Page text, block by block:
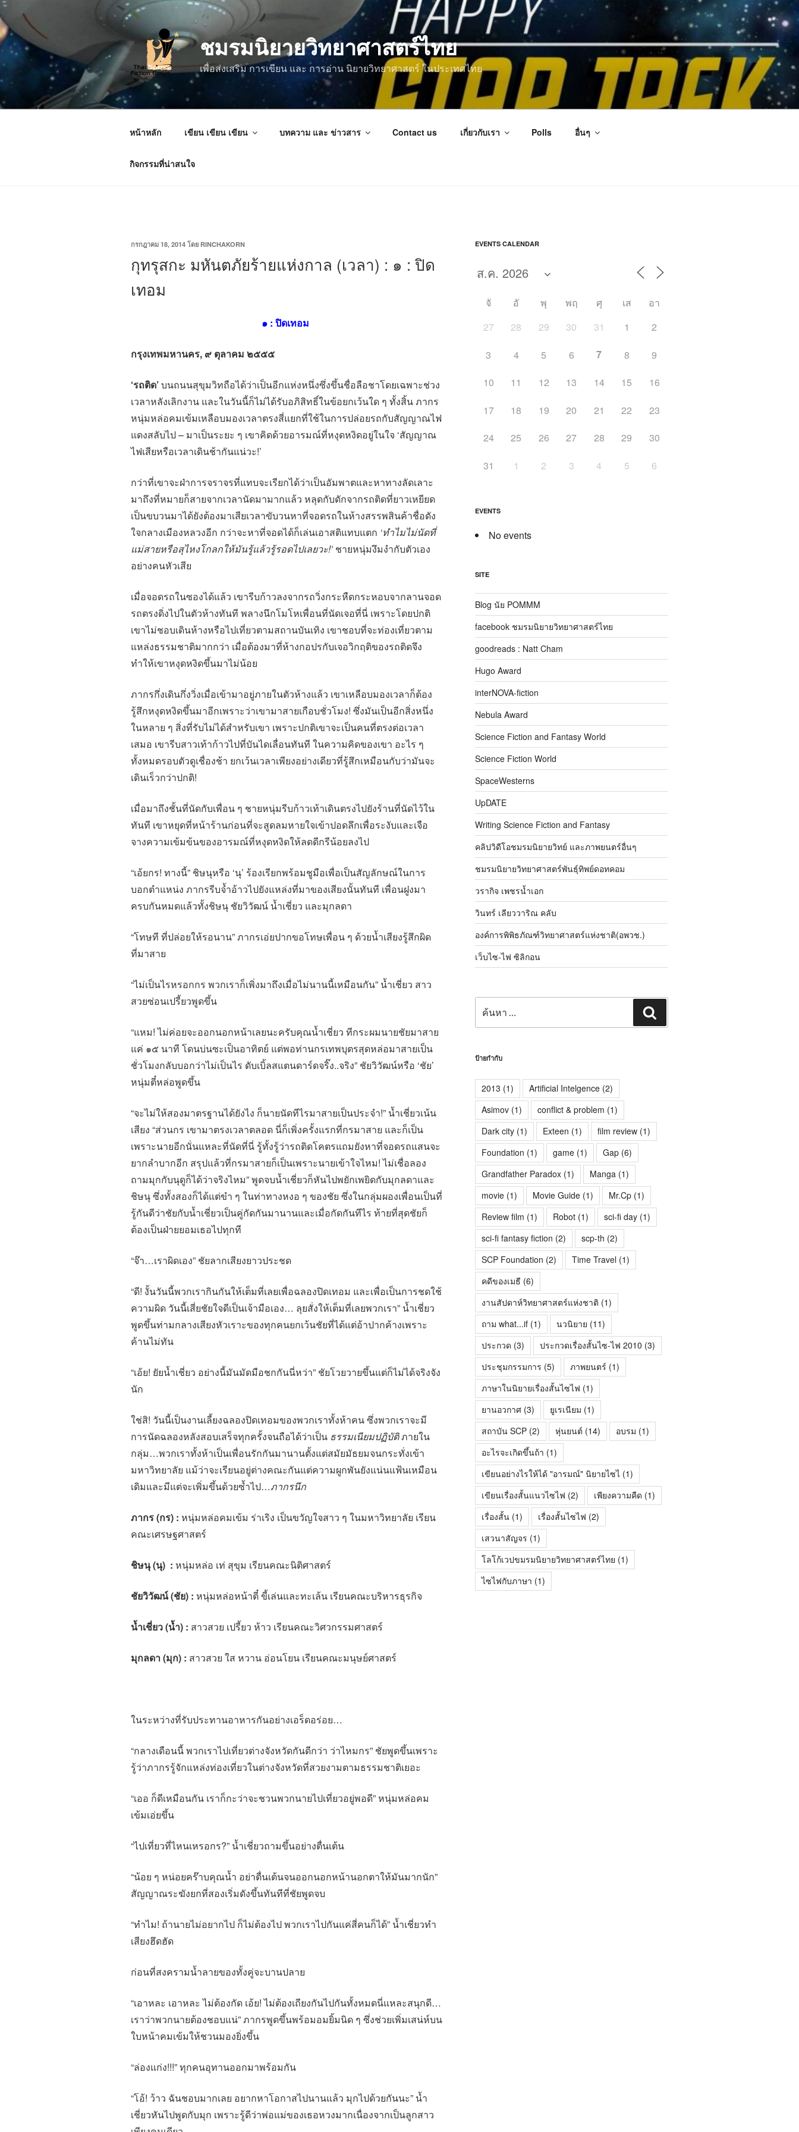
ข้าม
ไป
ยัง
บทความ
ชมรมนิยายวิทยาศาสตร์ไทย
เพื่อส่งเสริม การเขียน และ การอ่าน นิยายวิทยาศาสตร์ ในประเทศไทย
หน้าหลัก เขียน เขียน เขียน บทความ และ ข่าวสาร Contact us เกี่ยวกับเรา Polls อื่นๆ
กิจกรรมที่น่าสนใจ
เขียน
ที่
กรกฎาคม 18, 2014 โดย RINCHAKORN
กุทรุสกะ มหันตภัยร้ายแห่งกาล (เวลา) : ๑ : ปิด
เทอม
๑ : ปิดเทอม
กรุงเทพมหานคร, ๙ ตุลาคม ๒๕๕๕
‘รถติด’บนถนนสุขุมวิทถือได้ว่าเป็นอีกแห่งหนึ่งซึ่งขึ้นชื่อลือชาโดยเฉพาะช่วง
เวลาหลังเลิกงาน และในวันนี้ก็ไม่ได้รับอภิสิทธิ์ในข้อยกเว้นใด ๆ ทั้งสิ้น ภากร
หนุ่มหล่อคมเข้มเหลือบมองเวลาตรงสี่แยกที่ใช้ในการปล่อยรถกับสัญญาณไฟ
แดงสลับไป – มาเป็นระยะ ๆ เขาคิดด้วยอารมณ์ที่หงุดหงิดอยู่ในใจ ‘สัญญาณ
ไฟเสียหรือเวลาเดินช้ากันแน่วะ!’
กว่าที่เขาจะฝ่าการจราจรที่แทบจะเรียกได้ว่าเป็นอัมพาตและหาทางลัดเลาะ
มาถึงที่หมายก็สายจากเวลานัดมามากแล้ว หลุดกับดักจากรถติดที่ยาวเหยียด
เป็นขบวนมาได้ยังต้องมาเสียเวลาขับวนหาที่จอดรถในห้างสรรพสินค้าชื่อดัง
ใจกลางเมืองหลวงอีก กว่าจะหาที่จอดได้ก็เล่นเอาสติแทบแตก ‘ทำไมไม่นัดที่
แม่สายหรือสุไหงโกลกให้มันรู้แล้วรู้รอดไปเลยวะ!’ ชายหนุ่มงึมงำกับตัวเอง
อย่างคนหัวเสีย
เมื่อจอดรถในซองได้แล้ว เขารีบก้าวลงจากรถวิ่งกระหืดกระหอบจากลานจอด
รถตรงดิ่งไปในตัวห้างทันที พลางนึกโมโหเพื่อนที่นัดเจอที่นี่ เพราะโดยปกติ
เขาไม่ชอบเดินห้างหรือไปเที่ยวตามสถานบันเทิง เขาชอบที่จะท่องเที่ยวตาม
แหล่งธรรมชาติมากกว่า เมื่อต้องมาที่ห้างกอปรกับเจอวิกฤติของรถติดจึง
ทำให้เขาหงุดหงิดขึ้นมาไม่น้อย
ภากรกึ่งเดินกึ่งวิ่งเมื่อเข้ามาอยู่ภายในตัวห้างแล้ว เขาเหลือบมองเวลาก็ต้อง
รู้สึกหงุดหงิดขึ้นมาอีกเพราะว่าเขามาสายเกือบชั่วโมง! ซึ่งมันเป็นอีกสิ่งหนึ่ง
ในหลาย ๆ สิ่งที่รับไม่ได้สำหรับเขา เพราะปกติเขาจะเป็นคนที่ตรงต่อเวลา
เสมอ เขารีบสาวเท้าก้าวไปที่บันไดเลื่อนทันที ในความคิดของเขา อะไร ๆ
ทั้งหมดรอบตัวดูเชื่องช้า ยกเว้นเวลาเพียงอย่างเดียวที่รู้สึกเหมือนกับว่ามันจะ
เดินเร็วกว่าปกติ!
เมื่อมาถึงชั้นที่นัดกับเพื่อน ๆ ชายหนุ่มรีบก้าวเท้าเดินตรงไปยังร้านที่นัดไว้ใน
ทันที เขาหยุดที่หน้าร้านก่อนที่จะสูดลมหายใจเข้าปอดลึกเพื่อระงับและเจือ
จางความเข้มข้นของอารมณ์ที่หงุดหงิดให้ลดดีกรีน้อยลงไป
“เอ้ยกร! ทางนี้” ชิษนุหรือ ‘นุ’ ร้องเรียกพร้อมชูมือเพื่อเป็นสัญลักษณ์ในการ
บอกตำแหน่ง ภากรรีบจ้ำอ้าวไปยังแหล่งที่มาของเสียงนั้นทันที เพื่อนฝูงมา
ครบกันหมดแล้วทั้งชิษนุ ชัยวิวัฒน์ น้ำเชี่ยว และมุกลดา
“โทษที ที่ปล่อยให้รอนาน” ภากรเอ่ยปากขอโทษเพื่อน ๆ ด้วยน้ำเสียงรู้สึกผิด
ที่มาสาย
“ไม่เป็นไรหรอกกร พวกเราก็เพิ่งมาถึงเมื่อไม่นานนี้เหมือนกัน” น้ำเชี่ยว สาว
สวยซ่อนเปรี้ยวพูดขึ้น
“แหม! ไม่ค่อยจะออกนอกหน้าเลยนะครับคุณน้ำเชี่ยว ทีกระผมนายชัยมาสาย
แค่ ๑๕ นาที โดนบ่นซะเป็นอาทิตย์ แต่พอท่านกรเทพบุตรสุดหล่อมาสายเป็น
ชั่วโมงกลับบอกว่าไม่เป็นไร ดับเบิ้ลสแตนดาร์ดจริ๊ง..จริง” ชัยวิวัฒน์หรือ ‘ชัย’
หนุ่มตี๋หล่อพูดขึ้น
“จะไม่ให้สองมาตรฐานได้ยังไง ก็นายนัดทีไรมาสายเป็นประจำ!” น้ำเชี่ยวเน้น
เสียง “ส่วนกร เขามาตรงเวลาตลอด นี่ก็เพิ่งครั้งแรกที่กรมาสาย และก็เป็น
เพราะนายอีกนั่นแหละที่นัดที่นี่ รู้ทั้งรู้ว่ารถติดโคตรแถมยังหาที่จอดรถแสนจะ
ยากลำบากอีก สรุปแล้วที่กรมาสายก็เป็นเพราะนายเข้าใจไหม! ไม่เชื่อลอง
ถามมุกกับนุดูก็ได้ว่าจริงไหม” พูดจบน้ำเชี่ยวก็หันไปพยักเพยิดกับมุกลดาและ
ชิษนุ ซึ่งทั้งสองก็ได้แต่ขำ ๆ ในท่าทางหงอ ๆ ของชัย ซึ่งในกลุ่มผองเพื่อนเป็นที่
รู้กันดีว่าชัยกับน้ำเชี่ยวเป็นคู่กัดกันมานานและเมื่อกัดกันทีไร ท้ายที่สุดชัยก็
ต้องเป็นฝ่ายยอมเธอไปทุกที
“จ๊า…เราผิดเอง” ชัยลากเสียงยาวประชด
“ดี! งั้นวันนี้พวกเรากินกันให้เต็มที่เลยเพื่อฉลองปิดเทอม และเพื่อเป็นการชดใช้
ความผิด วันนี้เสี่ยชัยใจดีเป็นเจ้ามือเอง… ลุยสั่งให้เต็มที่เลยพวกเรา” น้ำเชี่ยว
พูดขึ้นท่ามกลางเสียงหัวเราะของทุกคนยกเว้นชัยที่ได้แต่อ้าปากค้างเพราะ
ค้านไม่ทัน
“เอ้ย! ยัยน้ำเชี่ยว อย่างนี้มันมัดมือชกกันนี่หว่า” ชัยโวยวายขึ้นแต่ก็ไม่ได้จริงจัง
นัก
ใช่สิ! วันนี้เป็นงานเลี้ยงฉลองปิดเทอมของพวกเราทั้งห้าคน ซึ่งพวกเราจะมี
การนัดฉลองหลังสอบเสร็จทุกครั้งจนถือได้ว่าเป็น ธรรมเนียมปฏิบัติภายใน
กลุ่ม…พวกเราทั้งห้าเป็นเพื่อนรักกันมานานตั้งแต่สมัยมัธยมจนกระทั่งเข้า
มหาวิทยาลัย แม้ว่าจะเรียนอยู่ต่างคณะกันแต่ความผูกพันยังแน่นแฟ้นเหมือน
เดิมและมีแต่จะเพิ่มขึ้นด้วยซ้ำไป…ภากรนึก
ภากร (กร) : หนุ่มหล่อคมเข้ม ร่าเริง เป็นขวัญใจสาว ๆ ในมหาวิทยาลัย เรียน
คณะเศรษฐศาสตร์
ชิษนุ (นุ) : หนุ่มหล่อ เท่ สุขุม เรียนคณะนิติศาสตร์
ชัยวิวัฒน์ (ชัย) : หนุ่มหล่อหน้าตี๋ ขี้เล่นและทะเล้น เรียนคณะบริหารธุรกิจ
น้ำเชี่ยว (น้ำ) : สาวสวย เปรี้ยว ห้าว เรียนคณะวิศวกรรมศาสตร์
มุกลดา (มุก) : สาวสวย ใส หวาน อ่อนโยน เรียนคณะมนุษย์ศาสตร์
ในระหว่างที่รับประทานอาหารกันอย่างเอร็ดอร่อย…
“กลางเดือนนี้ พวกเราไปเที่ยวต่างจังหวัดกันดีกว่า ว่าไหมกร” ชัยพูดขึ้นเพราะ
รู้ว่าภากรรู้จักแหล่งท่องเที่ยวในต่างจังหวัดที่สวยงามตามธรรมชาติเยอะ
“เออ ก็ดีเหมือนกัน เราก็กะว่าจะชวนพวกนายไปเที่ยวอยู่พอดี” หนุ่มหล่อคม
เข้มเอ่ยขึ้น
“ไปเที่ยวที่ไหนเหรอกร?” น้ำเชี่ยวถามขึ้นอย่างตื่นเต้น
“น้อย ๆ หน่อยคร๊าบคุณน้ำ อย่าตื่นเต้นจนออกนอกหน้านอกตาให้มันมากนัก”
สัญญาณระฆังยกที่สองเริ่มดังขึ้นทันทีที่ชัยพูดจบ
“ทำไม! ถ้านายไม่อยากไป ก็ไม่ต้องไป พวกเราไปกันแค่สี่คนก็ได้” น้ำเชี่ยวทำ
เสียงฮึดฮัด
ก่อนที่สงครามน้ำลายของทั้งคู่จะบานปลาย
“เอาหละ เอาหละ ไม่ต้องกัด เอ้ย! ไม่ต้องเถียงกันไปกันทั้งหมดนี่แหละสนุกดี…
เราว่าพวกนายต้องชอบแน่” ภากรพูดขึ้นพร้อมอมยิ้มนิด ๆ ซึ่งช่วยเพิ่มเสน่ห์บน
ใบหน้าคมเข้มให้ชวนมองยิ่งขึ้น
“ล่องแก่ง!!!” ทุกคนอุทานออกมาพร้อมกัน
“โอ้! ว้าว ฉันชอบมากเลย อยากหาโอกาสไปนานแล้ว มุกไปด้วยกันนะ” น้ำ
เชี่ยวหันไปพูดกับมุก เพราะรู้ดีว่าพ่อแม่ของเธอหวงมากเนื่องจากเป็นลูกสาว
EVENTS CALENDAR
จั อั พุ พฤ ศุ เส
อา
27
28 29 30 31 1 2
3 4 5 6 7 8 9
10 11 12 13 14 15 16
17 18 19 20 21 22 23
24 25 26 27 28 29 30
31 1 2 3 4 5 6
EVENTS
No events
SITE
Blog นัย POMMM
facebook ชมรมนิยายวิทยาศาสตร์ไทย
goodreads : Natt Cham
Hugo Award
interNOVA-fiction
Nebula Award
Science Fiction and Fantasy World
Science Fiction World
SpaceWesterns
UpDATE
Writing Science Fiction and Fantasy
คลิปวิดีโอชมรมนิยายวิทย์ และภาพยนตร์อื่นๆ
ชมรมนิยายวิทยาศาสตร์พันธุ์ทิพย์ดอทคอม
วรากิจ เพชรน้ำเอก
วินทร์ เลียววาริณ คลับ
องค์การพิพิธภัณฑ์วิทยาศาสตร์แห่งชาติ(อพวช.)
เว็บไซ-ไฟ ซิลิกอน
ป้ายกำกับ
2013 (1) Artificial Intelgence(2)
Asimov(1) conflict & problem (1)
Dark city(1) Exteen (1) film review(1)
Foundation (1) game(1) Gap(6)
Grandfather Paradox(1) Manga(1)
movie(1) Movie Guide(1) Mr.Cp(1)
Review film (1) Robot(1) sci-fi day(1)
sci-fi fantasy fiction (2) scp-th (2)
SCP Foundation (2) Time Travel(1)
คดีของเมธี (6)
งานสัปดาห์วิทยาศาสตร์แห่งชาติ (1)
ถาม what...if(1) นวนิยาย (11)
ประกวด (3) ประกวดเรื่องสั้นไซ-ไฟ 2010 (3)
ประชุมกรรมการ (5) ภาพยนตร์ (1)
ภาษาในนิยายเรื่องสั้นไซไฟ (1)
ยานอวกาศ(3) ยูเรเนียม (1)
สถาบัน SCP(2) หุ่นยนต์ (14) อบรม (1)
อะไรจะเกิดขึ้นถ้า (1)
เขียนอย่างไรให้ได้ "อารมณ์" นิยายไซไ(1)
เขียนเรื่องสั้นแนวไซไฟ (2) เพียงความคืด (1)
เรื่องสั้น(1) เรื่องสั้นไซไฟ (2)
เสวนาสัญจร (1)
โลโก้เวปขมรมนิยายวิทยาศาสตร์ไทย (1)
ไซไฟกับภาษา (1)